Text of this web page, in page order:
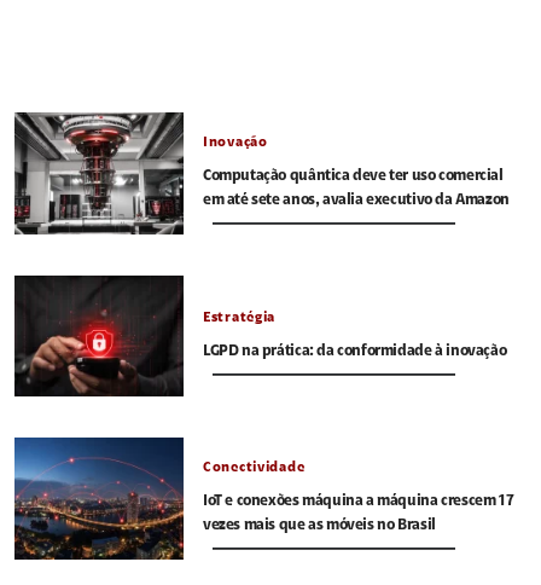
Inovação
Computação quântica deve ter uso comercial
em até sete anos, avalia executivo da Amazon
Estratégia
LGPD na prática: da conformidade à inovação
Conectividade
IoT e conexões máquina a máquina crescem 17
vezes mais que as móveis no Brasil